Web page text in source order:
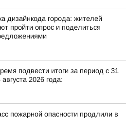
дизайнкода города: жителей
пройти опрос и поделиться
подвести итоги за период с 31
2026 года:
пожарной опасности продлили в